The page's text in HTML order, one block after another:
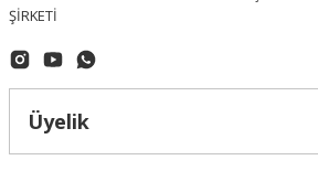
Topran (Made In Germany)
ŞİRKETİ
Üyelik